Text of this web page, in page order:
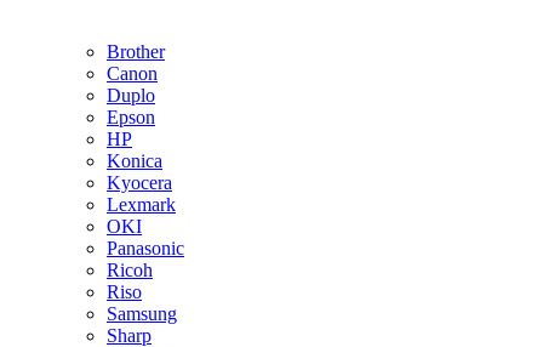
Brother
Canon
Duplo
Epson
HP
Konica
Kyocera
Lexmark
OKI
Panasonic
Ricoh
Riso
Samsung
Sharp